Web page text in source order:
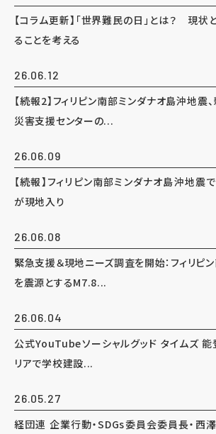
【コラム更新】「世界難民の日」とは？ 現状
ることを考える
26.06.12
【続報2】フィリピン南部ミンダナオ島沖地震
災害支援センターの...
26.06.09
【続報】フィリピン南部ミンダナオ島沖地
が現地入り
26.06.08
緊急支援＆現地ニーズ調査を開始：フィリピ
を震源とするM7.8...
26.06.04
公式YouTubeソーシャルグッド タイムズ
リアで学校建設...
26.05.27
経団連 企業行動・SDGs委員会委員長・西澤